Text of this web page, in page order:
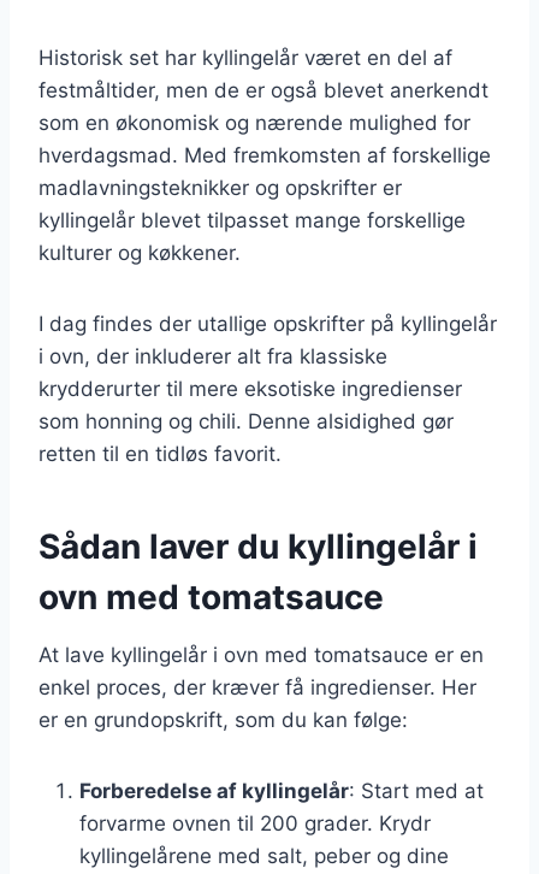
Historisk set har kyllingelår været en del af
festmåltider, men de er også blevet anerkendt
som en økonomisk og nærende mulighed for
hverdagsmad. Med fremkomsten af forskellige
madlavningsteknikker og opskrifter er
kyllingelår blevet tilpasset mange forskellige
kulturer og køkkener.
I dag findes der utallige opskrifter på kyllingelår
i ovn, der inkluderer alt fra klassiske
krydderurter til mere eksotiske ingredienser
som honning og chili. Denne alsidighed gør
retten til en tidløs favorit.
Sådan laver du kyllingelår i
ovn med tomatsauce
At lave kyllingelår i ovn med tomatsauce er en
enkel proces, der kræver få ingredienser. Her
er en grundopskrift, som du kan følge:
Forberedelse af kyllingelår: Start med at
forvarme ovnen til 200 grader. Krydr
kyllingelårene med salt, peber og dine